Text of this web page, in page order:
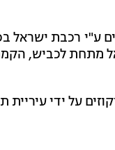
רכבת ישראל
מתחת לכביש,
על ידי עיריית